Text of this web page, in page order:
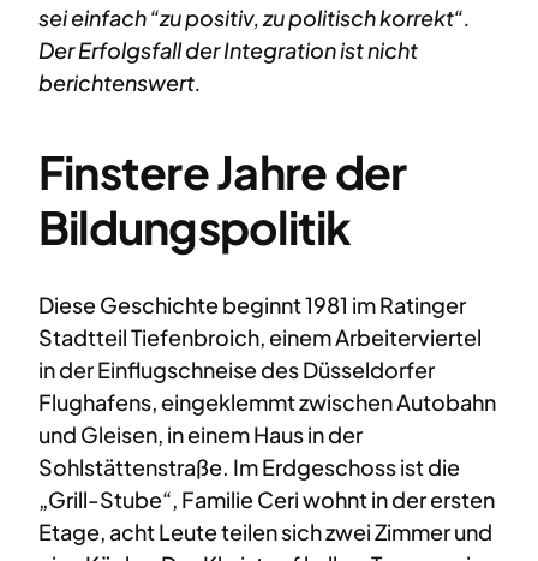
sei einfach “zu positiv, zu politisch korrekt“.
Der Erfolgsfall der Integration ist nicht
berichtenswert.
Finstere Jahre der
Bildungspolitik
Diese Geschichte beginnt 1981 im Ratinger
Stadtteil Tiefenbroich, einem Arbeiterviertel
in der Einflugschneise des Düsseldorfer
Flughafens, eingeklemmt zwischen Autobahn
und Gleisen, in einem Haus in der
Sohlstättenstraße. Im Erdgeschoss ist die
„Grill-Stube“, Familie Ceri wohnt in der ersten
Etage, acht Leute teilen sich zwei Zimmer und